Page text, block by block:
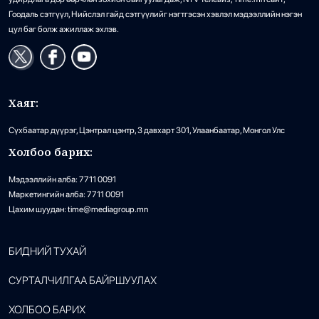
Гоодаль сэтгүүл, Нийслэл гайд сэтгүүлийг нэгтгэсэн хэвлэл мэдээллийн нэгэн
цул баг болж ажиллаж эхлэв.
Хаяг:
Сүхбаатар дүүрэг, Цэнтрал цэнтр, 3 давхарт 301, Улаанбаатар, Монгол Улс
Холбоо барих:
Мэдээллийн алба: 7711 0091
Маркетингийн алба: 7711 0091
Цахим шуудан: time@mediagroup.mn
БИДНИЙ ТУХАЙ
СУРТАЛЧИЛГАА БАЙРШУУЛАХ
ХОЛБОО БАРИХ